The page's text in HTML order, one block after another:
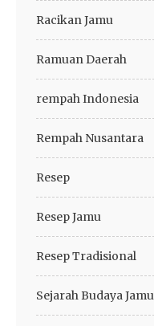
Racikan Jamu
Ramuan Daerah
rempah Indonesia
Rempah Nusantara
Resep
Resep Jamu
Resep Tradisional
Sejarah Budaya Jamu